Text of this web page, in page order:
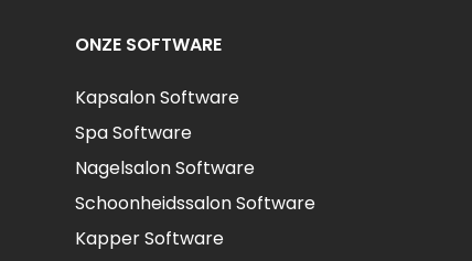
ONZE SOFTWARE
Kapsalon Software
Spa Software
Nagelsalon Software
Schoonheidssalon Software
Kapper Software